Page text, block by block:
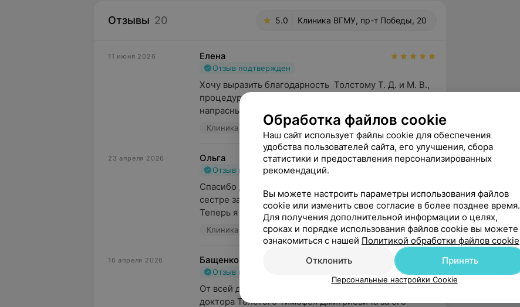
Отзывы 20 5.0 Клиника ВГМУ, пр-т Победы, 20
11 июня 2026 Елена
Отзыв подтвержден
Хочу выразить благодарность  Толстому Т. Д. и М. В.,
процедура ФГДС прошла отлично, мой страх был
напрасный. Ребята у ва...
Клиника ВГМУ, пр-т Победы, 20
23 апреля 2026 Ольга
Отзыв подтвержден Рекомендую
Спасибо доктору Толстому Т.Д. и медицинской
сестре за вашу внимательность и золотые руки!
Теперь я знаю, что эндоскопия ...
Клиника ВГМУ, пр-т Победы, 20
16 апреля 2026 Бащенко И.В.
Отзыв подтвержден
От всей души хочу поблагодарить прекрасного
доктора Толстого Тимофея Дмитриевича за его
Обработка файлов cookie
Наш сайт использует файлы cookie для обеспечения
удобства пользователей сайта, его улучшения, сбора
статистики и предоставления персонализированных
рекомендаций.
Вы можете настроить параметры использования файлов
cookie или изменить свое согласие в более позднее время.
Для получения дополнительной информации о целях,
сроках и порядке использования файлов cookie вы можете
ознакомиться с нашей Политикой обработки файлов cookie
Отклонить
Принять
Персональные настройки Cookie